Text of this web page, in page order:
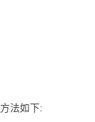
法如下: